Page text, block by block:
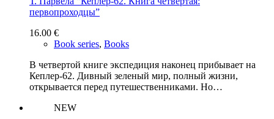
первопроходцы”
16.00 €
Book series, Books
В четвертой книге экспедиция наконец прибывает на
Кеплер-62. Дивный зеленый мир, полный жизни,
открывается перед путешественниками. Но…
NEW